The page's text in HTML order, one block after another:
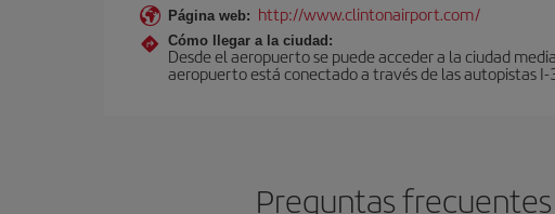
Página web: http://www.clintonairport.com/
Cómo llegar a la ciudad:
Desde el aeropuerto se puede acceder a la ciudad
aeropuerto está conectado a través de las autopistas
Preguntas